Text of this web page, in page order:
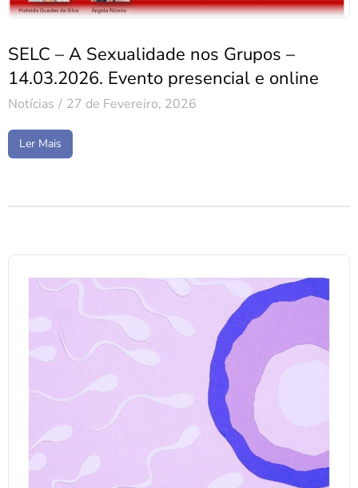
SELC – A Sexualidade nos Grupos –
14.03.2026. Evento presencial e online
Notícias 27 de Fevereiro, 2026
Ler Mais